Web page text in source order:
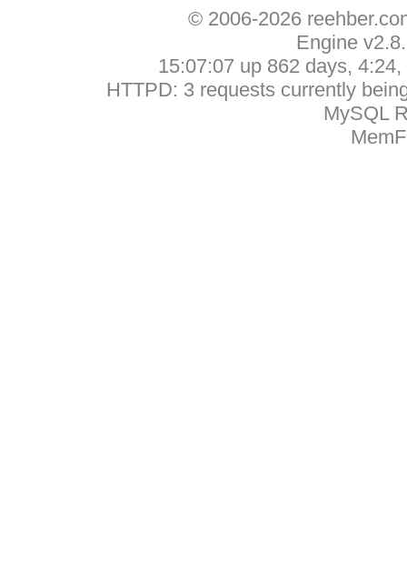
© 2006-2026
Engine
15:07:07 up 862 days,
HTTPD: 3 requests currently
MySQL